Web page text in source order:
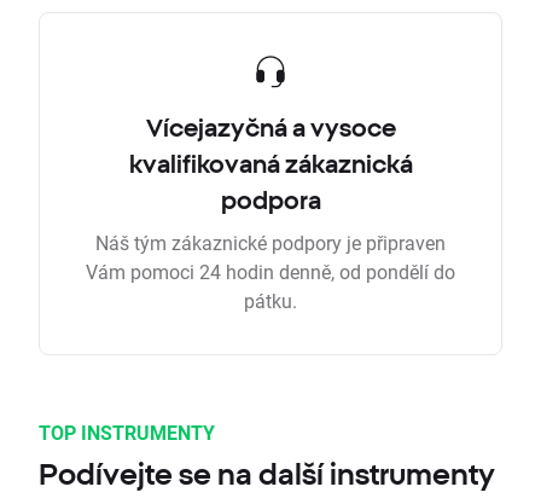
Vícejazyčná a vysoce
kvalifikovaná zákaznická
podpora
Náš tým zákaznické podpory je připraven
Vám pomoci 24 hodin denně, od pondělí do
pátku.
TOP INSTRUMENTY
Podívejte se na další instrumenty